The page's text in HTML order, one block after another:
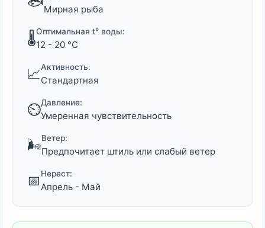
Мирная рыба
🌡️Оптимальная t° воды:
12 - 20 °C
📈Активность:
Стандартная
⏲️Давление:
Умеренная чувствительность
🌬️Ветер:
Предпочитает штиль или слабый ветер
📅 Нерест:
Апрель - Май